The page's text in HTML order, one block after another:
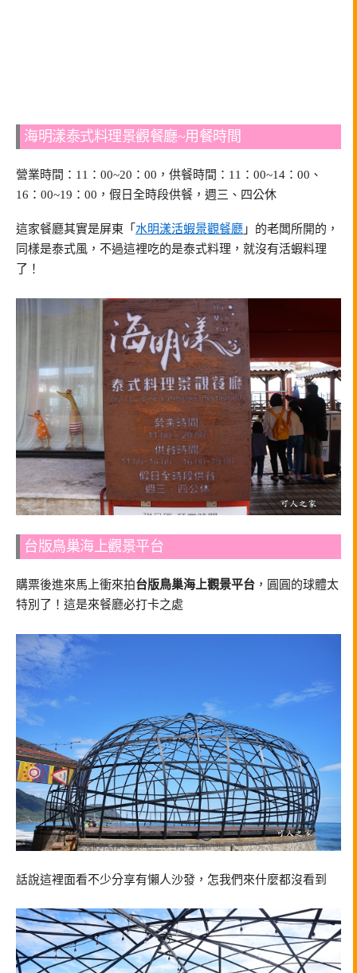
海明漾泰式料理景觀餐廳~用餐時間
營業時間：11：00~20：00，供餐時間：11：00~14：00、
16：00~19：00，假日全時段供餐，週三、四公休
這家餐廳其實是屏東「 水明漾活蝦景觀餐廳 」的老闆所開的，
同樣是泰式風，不過這裡吃的是泰式料理，就沒有活蝦料理
了！
台版鳥巢海上觀景平台
購票後進來馬上衝來拍台版鳥巢海上觀景平台 ，圓圓的球體太
特別了！這是來餐廳必打卡之處
話說這裡面看不少分享有懶人沙發，怎我們來什麼都沒看到